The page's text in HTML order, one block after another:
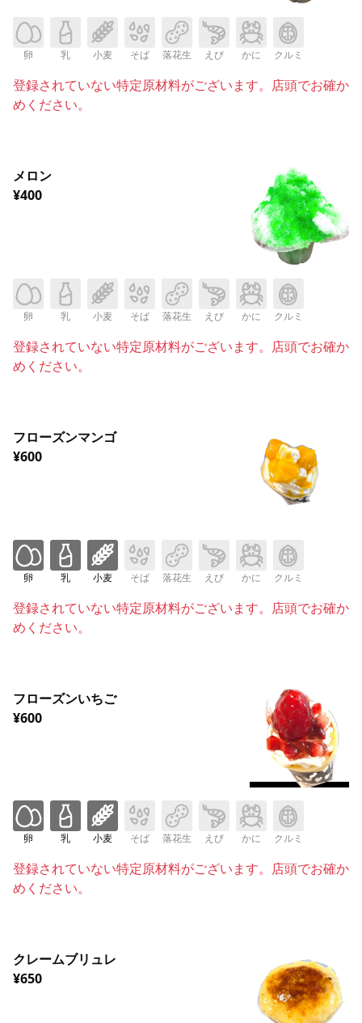
卵 乳 小麦 そば 落花生 えび かに クルミ
登録されていない特定原材料がございます。店頭でお確か
めください。
メロン
¥400
卵 乳 小麦 そば 落花生 えび かに クルミ
登録されていない特定原材料がございます。店頭でお確か
めください。
フローズンマンゴ
¥600
卵 乳 小麦 そば 落花生 えび かに クルミ
登録されていない特定原材料がございます。店頭でお確か
めください。
フローズンいちご
¥600
卵 乳 小麦 そば 落花生 えび かに クルミ
登録されていない特定原材料がございます。店頭でお確か
めください。
クレームブリュレ
¥650